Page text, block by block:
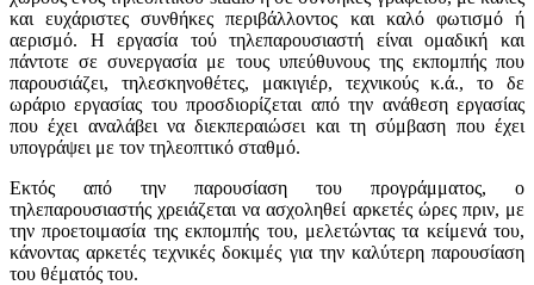
και ευχάριστες συνθήκες περιβάλλοντος και καλό φωτισμό ή
αερισμό. Η εργασία τού τηλεπαρουσιαστή είναι ομαδική και
πάντοτε σε συνεργασία με τους υπεύθυνους της εκπομπής που
παρουσιάζει, τηλεσκηνοθέτες, μακιγιέρ, τεχνικούς κ.ά., το δε
ωράριο εργασίας του προσδιορίζεται από την ανάθεση εργασίας
που έχει αναλάβει να διεκπεραιώσει και τη σύμβαση που έχει
υπογράψει με τον τηλεοπτικό σταθμό.
Εκτός από την παρουσίαση του προγράμματος, ο
τηλεπαρουσιαστής χρειάζεται να ασχοληθεί αρκετές ώρες πριν, με
την προετοιμασία της εκπομπής του, μελετώντας τα κείμενά του,
κάνοντας αρκετές τεχνικές δοκιμές για την καλύτερη παρουσίαση
του θέματός του.